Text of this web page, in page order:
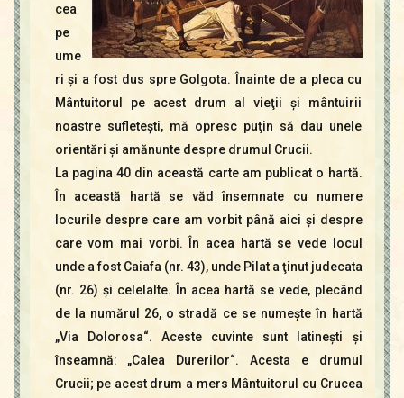
cea
pe
ume
ri şi a fost dus spre Golgota. Înainte de a pleca cu
Mântuitorul pe acest drum al vieţii şi mântuirii
noastre sufleteşti, mă opresc puţin să dau unele
orientări şi amănunte despre drumul Crucii.
La pagina 40 din această carte am publicat o hartă.
În această hartă se văd însemnate cu numere
locurile despre care am vorbit până aici şi despre
care vom mai vorbi. În acea hartă se vede locul
unde a fost Caiafa (nr. 43), unde Pilat a ţinut judecata
(nr. 26) şi celelalte. În acea hartă se vede, plecând
de la numărul 26, o stradă ce se numeşte în hartă
„Via Dolorosa“. Aceste cuvinte sunt latineşti şi
înseamnă: „Calea Durerilor“. Acesta e drumul
Crucii; pe acest drum a mers Mântuitorul cu Crucea